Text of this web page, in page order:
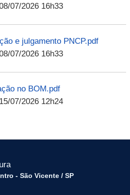
07/2026 16h33
e julgamento PNCP.pdf
07/2026 16h33
no BOM.pdf
07/2026 12h24
- São Vicente / SP